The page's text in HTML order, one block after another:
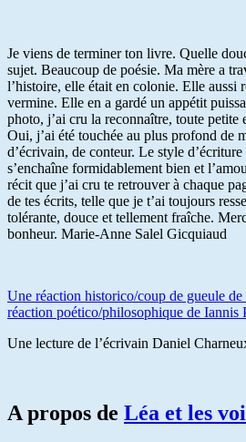
Je viens de terminer ton livre. Quelle
sujet. Beaucoup de poésie. Ma mère a
l’histoire, elle était en colonie. Elle aussi
vermine. Elle en a gardé un appétit
photo, j’ai cru la reconnaître, toute petite
Oui, j’ai été touchée au plus profond de
d’écrivain, de conteur. Le style
s’enchaîne formidablement bien et
récit que j’ai cru te retrouver à chaque
de tes écrits, telle que je t’ai toujours
tolérante, douce et tellement fraîche.
bonheur. Marie-Anne Salel Gicquiaud
Une réaction historico/coup de gueule
réaction poético/philosophique de Iannis
Une lecture de l’écrivain Daniel
A propos de Léa et les